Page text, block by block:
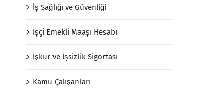
İş Sağlığı ve Güvenliği
İşçi Emekli Maaşı Hesabı
İşkur ve İşsizlik Sigortası
Kamu Çalışanları